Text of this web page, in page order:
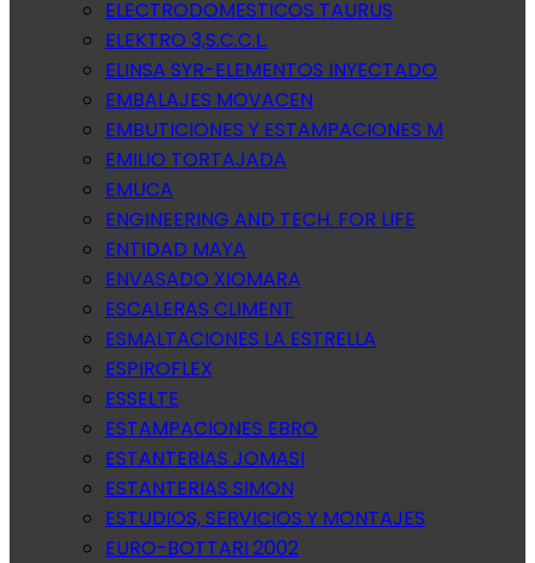
ELECTRODOMESTICOS TAURUS
ELEKTRO 3,S.C.C.L.
ELINSA SYR-ELEMENTOS INYECTADO
EMBALAJES MOVACEN
EMBUTICIONES Y ESTAMPACIONES M
EMILIO TORTAJADA
EMUCA
ENGINEERING AND TECH. FOR LIFE
ENTIDAD MAYA
ENVASADO XIOMARA
ESCALERAS CLIMENT
ESMALTACIONES LA ESTRELLA
ESPIROFLEX
ESSELTE
ESTAMPACIONES EBRO
ESTANTERIAS JOMASI
ESTANTERIAS SIMON
ESTUDIOS, SERVICIOS Y MONTAJES
EURO-BOTTARI 2002